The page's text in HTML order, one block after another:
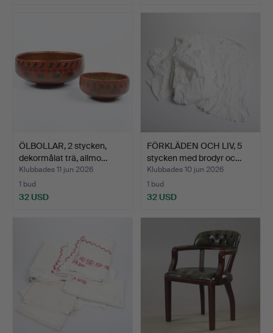
ÖLBOLLAR, 2 stycken,
dekormålat trä, allmo…
Klubbades 11 jun 2026
1 bud
32 USD
FÖRKLÄDEN OCH LIV, 5
stycken med brodyr oc…
Klubbades 10 jun 2026
1 bud
32 USD